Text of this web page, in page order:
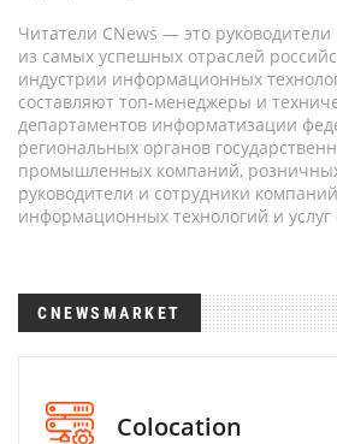
Читатели CNews — это
из самых успешных отраслей
индустрии информационных
составляют топ-менеджеры и
департаментов информатизации
региональных органов
промышленных компаний,
руководители и сотрудники
информационных технологий и услуг
CNEWSMARKET
Colocation